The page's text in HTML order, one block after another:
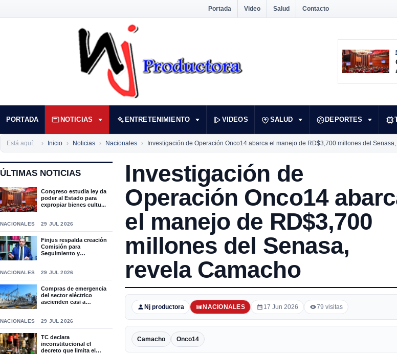
Portada Video Salud Contacto
PORTADA NOTICIAS ENTRETENIMIENTO VIDEOS SALUD DEPORTES
Está aquí: Inicio Noticias Nacionales Investigación de Operación Onco14 abarca el manejo de RD$3,700 millones del
ÚLTIMAS NOTICIAS
Congreso estudia ley da
poder al Estado para
expropiar bienes cultu...
NACIONALES 29 JUL 2026
Finjus respalda creación
Comisión para
Seguimiento y
NACIONALES 29 JUL 2026
Compras de emergencia
del sector eléctrico
ascienden casi a
NACIONALES 29 JUL 2026
TC declara
inconstitucional el
decreto que limita el
Investigación de
Operación Onco14
el manejo de RD$3,700
millones del Senasa,
revela Camacho
Nj productora NACIONALES 17 Jun 2026 79 visitas
Camacho Onco14